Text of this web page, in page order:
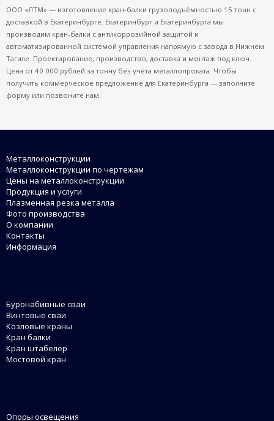
ООО «ЛТМ» — изготовление кран-балки грузоподъёмностью 15 тонн с
доставкой в Екатеринбурге. Екатеринбург и Екатеринбурга мы
производим кран-балки с антикоррозийной защитой и
автоматизированной системой управления напрямую с завода в Нижнем
Тагиле. Проектирование, производство, доставка и монтаж под ключ.
Цена от 40 000 рублей за тонну без учёта металлопроката. Чтобы
получить коммерческое предложение для Екатеринбурга — заполните
форму или позвоните нам.
Металлоконструкции
Металлоконструкции по чертежам
Цены на металлоконструкции
Продукция и услуги
Плазменная резка металла
Фото производства
О компании
Контакты
Информация
Буронабивные сваи
Винтовые сваи
Козловые краны
Кран балки
Кран штабелер
Мостовой кран
Опоры освещения